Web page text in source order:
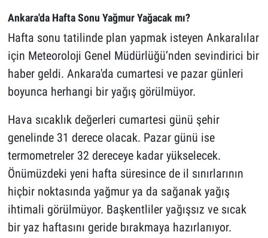
Ankara'da Hafta Sonu Yağmur Yağacak mı?
Hafta sonu tatilinde plan yapmak isteyen Ankaralılar
için Meteoroloji Genel Müdürlüğü’nden sevindirici bir
haber geldi. Ankara'da cumartesi ve pazar günleri
boyunca herhangi bir yağış görülmüyor.
Hava sıcaklık değerleri cumartesi günü şehir
genelinde 31 derece olacak. Pazar günü ise
termometreler 32 dereceye kadar yükselecek.
Önümüzdeki yeni hafta süresince de il sınırlarının
hiçbir noktasında yağmur ya da sağanak yağış
ihtimali görülmüyor. Başkentliler yağışsız ve sıcak
bir yaz haftasını geride bırakmaya hazırlanıyor.